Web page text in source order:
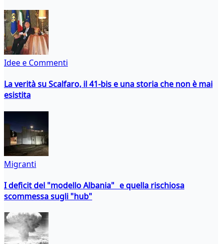
Idee e Commenti
La verità su Scalfaro, il 41-bis e una storia che non è mai
esistita
Migranti
I deficit del "modello Albania" e quella rischiosa
scommessa sugli "hub"